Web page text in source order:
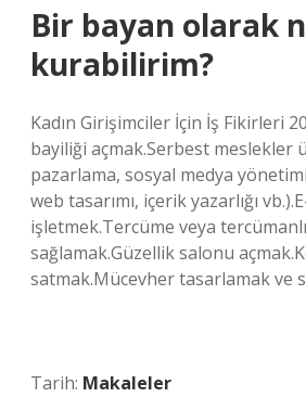
Bir bayan olarak
kurabilirim?
Kadın Girişimciler İçin İş Fikirleri
bayiliği açmak.Serbest meslekler
pazarlama, sosyal medya
web tasarımı, içerik yazarlığı
işletmek.Tercüme veya
sağlamak.Güzellik salonu
satmak.Mücevher tasarlamak ve
Tarih: Makaleler